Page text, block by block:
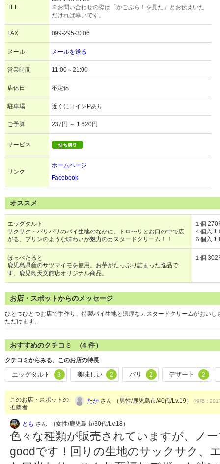
TEL
※お問い合わせの際は「かごぶら！を見た」とお伝えいた
だければ幸いです。
FAX 099-295-3306
メール メールを送る
営業時間 11:00～21:00
店休日 不定休
駐車場 近くにコインPあり
ご予算 237円 ～ 1,620円
サービス
リンク
ホームページ
Facebook
オススメ
エッグタルト
サクサク・パリパリのパイ生地のなかに、トロ〜リとお口の中で広
がる、プリンのような味わいが魅力のカスタードクリーム！！
１個 270
４個入
６個入
ほっぺたると
鹿児島県産のサツマイモを使用。お芋がたっぷり詰まった逸品で
す。鹿児島天文館店オリジナル商品。
１個 302
お店・スポットからのメッセージ
ひとつひとつお店で手作り、特製パイ生地と濃厚なカスタードクリームがおい
ただけます。
おすすめのクチコミ （4 件）
クチコミからみる、このお店の特長
エッグタルト 3 美味しい 2 パリ 2 デザート 2
このお店・スポットの
推薦者
たか さん （男性/鹿児島市/40代/Lv.19） (投稿：
とも さん （女性/鹿児島市/30代/Lv.18）
色々な種類が販売されていますが、ノ
goodです！回りの生地のサックサク、